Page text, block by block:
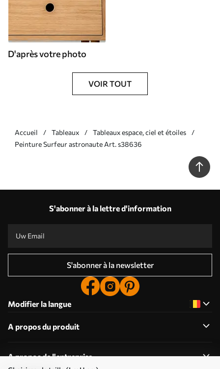
D'après votre photo
VOIR TOUT
Accueil Tableaux
Tableaux espace, ciel et étoiles
Peinture Surfeur astronaute Art. s38636
S'abonner à la lettre d'information
S'abonner à la newsletter
Modifier la langue
A propos du produit
A propos de l'entreprise